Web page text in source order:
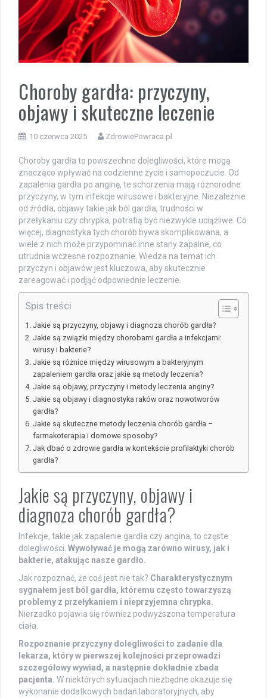
Choroby gardła: przyczyny,
objawy i skuteczne leczenie
10 czerwca 2025 ZdrowiePowraca.pl
Choroby gardła to powszechne dolegliwości, które mogą
znacząco wpływać na codzienne życie i samopoczucie. Od
zapalenia gardła po anginę, te schorzenia mają różnorodne
przyczyny, w tym infekcje wirusowe i bakteryjne. Niezależnie
od źródła, objawy takie jak ból gardła, trudności w
przełykaniu czy chrypka, potrafią być niezwykle uciążliwe. Co
więcej, diagnostyka tych chorób bywa skomplikowana, a
wiele z nich może przypominać inne stany zapalne, co
utrudnia wczesne rozpoznanie. Wiedza na temat ich
przyczyn i objawów jest kluczowa, aby skutecznie
zareagować i podjąć odpowiednie leczenie.
Spis treści
Jakie są przyczyny, objawy i diagnoza chorób gardła?
Jakie są związki między chorobami gardła a infekcjami:
wirusy i bakterie?
Jakie są różnice między wirusowym a bakteryjnym
zapaleniem gardła oraz jakie są metody leczenia?
Jakie są objawy, przyczyny i metody leczenia anginy?
Jakie są objawy i diagnostyka raków oraz nowotworów
gardła?
Jakie są skuteczne metody leczenia chorób gardła –
farmakoterapia i domowe sposoby?
Jak dbać o zdrowie gardła w kontekście profilaktyki chorób
gardła?
Jakie są przyczyny, objawy i
diagnoza chorób gardła?
Infekcje, takie jak zapalenie gardła czy angina, to częste
dolegliwości. Wywoływać je mogą zarówno wirusy, jak i
bakterie, atakując nasze gardło.
Jak rozpoznać, że coś jest nie tak? Charakterystycznym
sygnałem jest ból gardła, któremu często towarzyszą
problemy z przełykaniem i nieprzyjemna chrypka.
Nierzadko pojawia się również podwyższona temperatura
ciała.
Rozpoznanie przyczyny dolegliwości to zadanie dla
lekarza, który w pierwszej kolejności przeprowadzi
szczegółowy wywiad, a następnie dokładnie zbada
pacjenta. W niektórych sytuacjach niezbędne okazuje się
wykonanie dodatkowych badań laboratoryjnych, aby